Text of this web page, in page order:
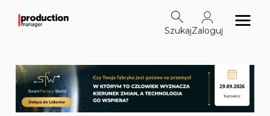
SzukajZaloguj